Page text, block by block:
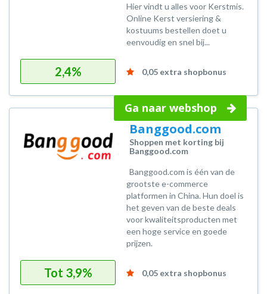
Hier vindt u alles voor Kerstmis.
Online Kerst versiering &
kostuums bestellen doet u
eenvoudig en snel bij...
2,4% 0,05 extra shopbonus
Ga naar webshop
Banggood.com
Shoppen met korting bij
Banggood.com
Banggood.com is één van de
grootste e-commerce
platformen in China. Hun doel is
het geven van de beste deals
voor kwaliteitsproducten met
een hoge service en goede
prijzen.
Tot 3,9% 0,05 extra shopbonus